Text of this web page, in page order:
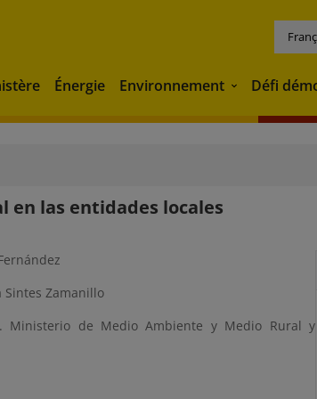
Énergie Environnement Défi
en las entidades locales
Sintes Zamanillo
Ministerio de Medio Ambiente y Medio Rural y